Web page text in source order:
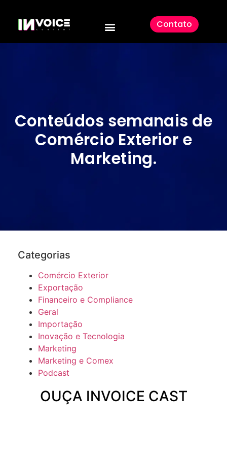
Contato
Conteúdos semanais de
Comércio Exterior e
Marketing.
Categorias
Comércio Exterior
Exportação
Financeiro e Compliance
Geral
Importação
Inovação e Tecnologia
Marketing
Marketing e Comex
Podcast
OUÇA INVOICE CAST